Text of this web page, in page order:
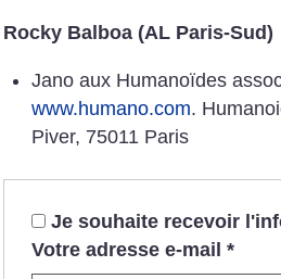
Rocky Balboa (AL Paris-Sud)
Jano aux Humanoïdes
www.humano.com.
Piver, 75011 Paris
Je souhaite recevoir
Votre adresse e-mail *